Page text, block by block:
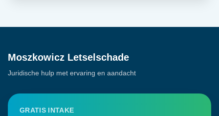
Moszkowicz Letselschade
Juridische hulp met ervaring en aandacht
GRATIS INTAKE